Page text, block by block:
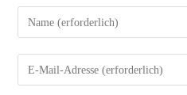
Gib
deinen
Namen
oder
Gib
deine